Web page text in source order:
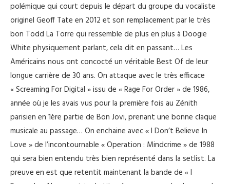
polémique qui court depuis le départ du groupe du vocaliste
originel Geoff Tate en 2012 et son remplacement par le très
bon Todd La Torre qui ressemble de plus en plus à Doogie
White physiquement parlant, cela dit en passant… Les
Américains nous ont concocté un véritable Best Of de leur
longue carrière de 30 ans. On attaque avec le très efficace
« Screaming For Digital » issu de « Rage For Order » de 1986,
année où je les avais vus pour la première fois au Zénith
parisien en 1ère partie de Bon Jovi, prenant une bonne claque
musicale au passage… On enchaine avec « I Don’t Believe In
Love » de l’incontournable « Operation : Mindcrime » de 1988
qui sera bien entendu très bien représenté dans la setlist. La
preuve en est que retentit maintenant la bande de « I